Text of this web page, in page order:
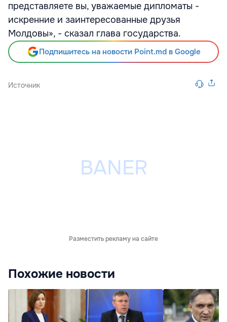
представляете вы, уважаемые дипломаты -
искренние и заинтересованные друзья
Молдовы», - сказал глава государства.
Подпишитесь на новости Point.md в Google
Источник
Разместить рекламу на сайте
Похожие новости